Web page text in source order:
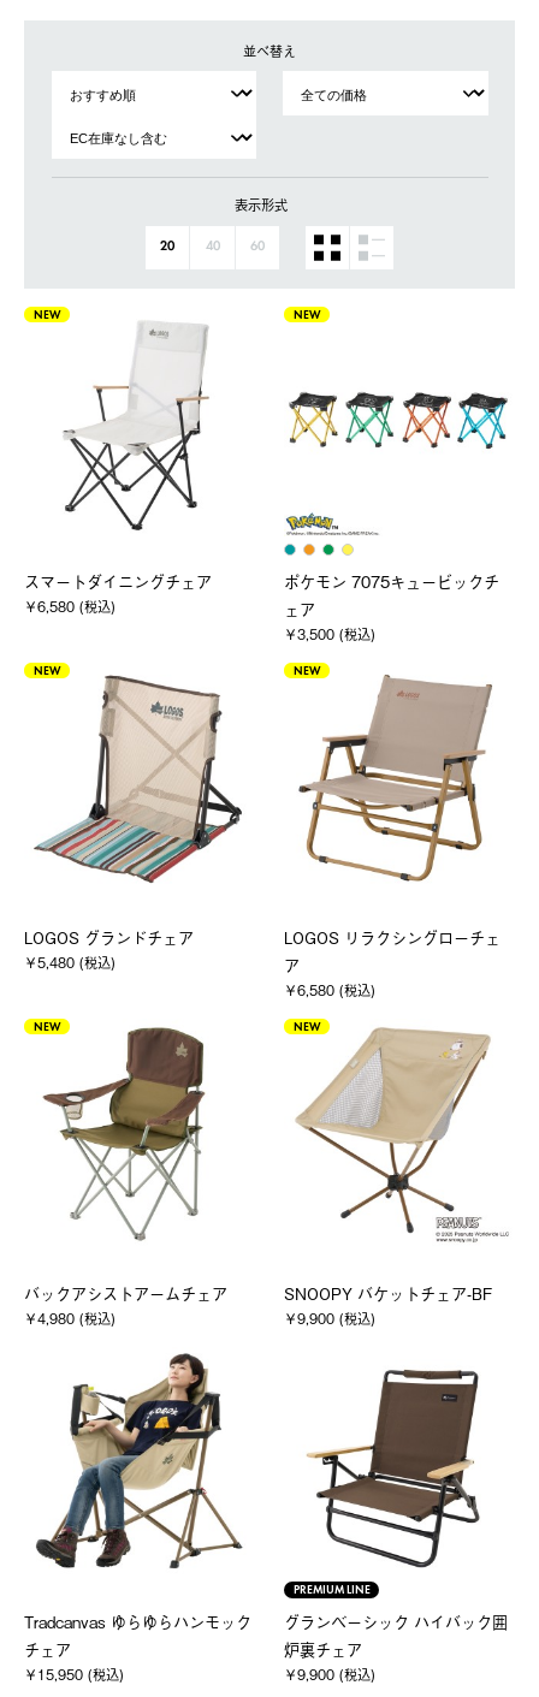
並べ替え
表示形式
20 40 60
NEW
スマートダイニングチェア
￥6,580 (税込)
NEW
ポケモン 7075キュービックチ
ェア
￥3,500 (税込)
NEW
LOGOS グランドチェア
￥5,480 (税込)
NEW
LOGOS リラクシングローチェ
ア
￥6,580 (税込)
NEW
バックアシストアームチェア
￥4,980 (税込)
NEW
SNOOPY バケットチェア-BF
￥9,900 (税込)
Tradcanvas ゆらゆらハンモック
チェア
￥15,950 (税込)
PREMIUM LINE
グランベーシック ハイバック囲
炉裏チェア
￥9,900 (税込)